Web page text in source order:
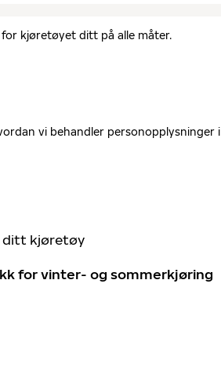
kjøretøyet ditt på alle måter.
vi behandler personopplysninger i
ditt kjøretøy
for vinter- og sommerkjøring